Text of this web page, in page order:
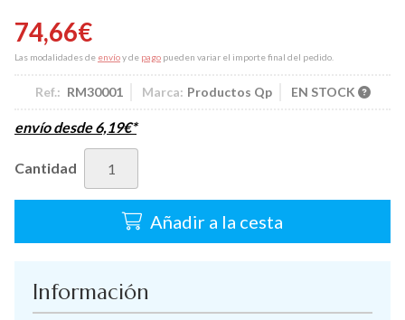
74,66€
Las modalidades de envíoy de pago pueden variar el importe final del pedido.
Ref.: RM30001 Marca: Productos Qp EN STOCK
envío desde6,19€*
Cantidad
Añadir a la cesta
Información